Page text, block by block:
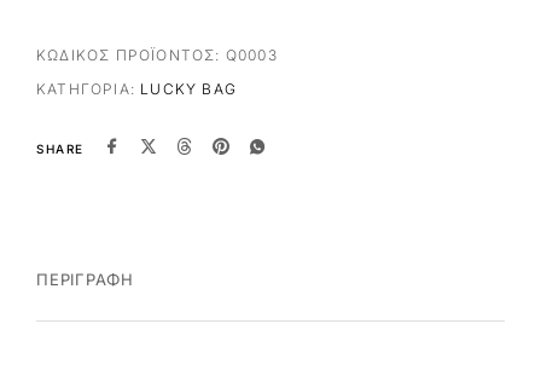
ΚΩΔΙΚΌΣ ΠΡΟΪΌΝΤΟΣ: Q0003
ΚΑΤΗΓΟΡΊΑ: LUCKY BAG
SHARE
ΠΕΡΙΓΡΑΦΉ